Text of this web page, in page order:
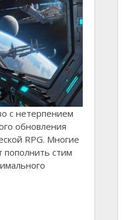
с нетерпением
обновления
RPG. Многие
стим